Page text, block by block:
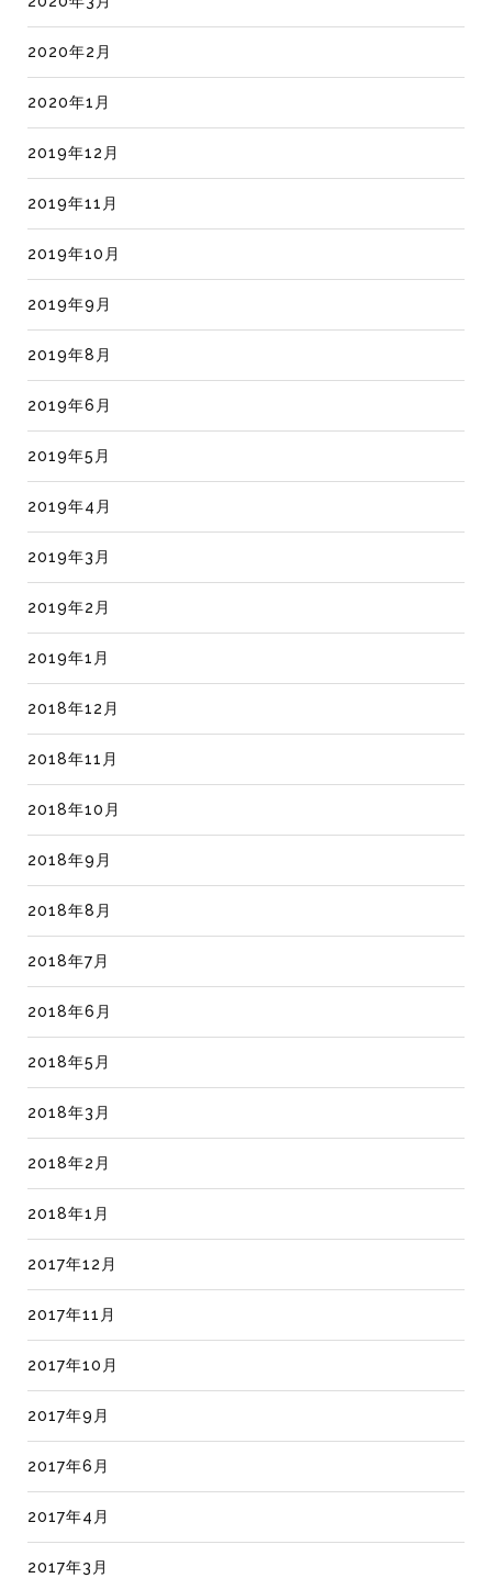
2020年2月
2020年1月
2019年12月
2019年11月
2019年10月
2019年9月
2019年8月
2019年6月
2019年5月
2019年4月
2019年3月
2019年2月
2019年1月
2018年12月
2018年11月
2018年10月
2018年9月
2018年8月
2018年7月
2018年6月
2018年5月
2018年3月
2018年2月
2018年1月
2017年12月
2017年11月
2017年10月
2017年9月
2017年6月
2017年4月
2017年3月